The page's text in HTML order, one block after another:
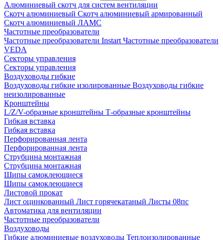
Алюминиевый скотч для систем вентиляции
Скотч алюминиевый Скотч алюминиевый армированный
Скотч алюминиевый ЛАМС
Частотные преобразователи
Частотные преобразователи Instart Частотные преобразователи
VEDA
Секторы управления
Секторы управления
Воздуховоды гибкие
Воздуховоды гибкие изолированные Воздуховоды гибкие
неизолированные
Кронштейны
L/Z/V-образные кронштейны Т-образные кронштейны
Гибкая вставка
Гибкая вставка
Перфорированная лента
Перфорированная лента
Струбцина монтажная
Струбцина монтажная
Шипы самоклеющиеся
Шипы самоклеющиеся
Листовой прокат
Лист оцинкованный Лист горячекатаный Листы 08пс
Автоматика для вентиляции
Частотные преобразователи
Воздуховоды
Гибкие алюминиевые воздуховоды Теплоизолированные